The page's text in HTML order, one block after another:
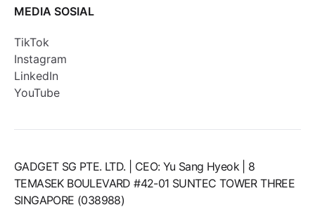
MEDIA SOSIAL
TikTok
Instagram
LinkedIn
YouTube
GADGET SG PTE. LTD. | CEO: Yu Sang Hyeok | 8
TEMASEK BOULEVARD #42-01 SUNTEC TOWER THREE
SINGAPORE (038988)